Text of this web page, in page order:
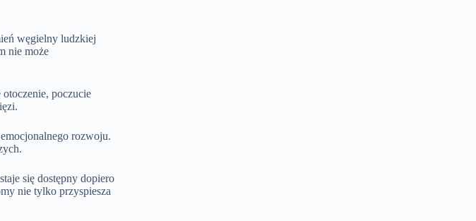
węgielny ludzkiej
nie może
poczucie
rozwoju.
się dostępny dopiero
nie tylko przyspiesza